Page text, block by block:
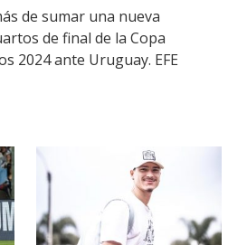
de sumar una nueva
de final de la Copa
2024 ante Uruguay. EFE